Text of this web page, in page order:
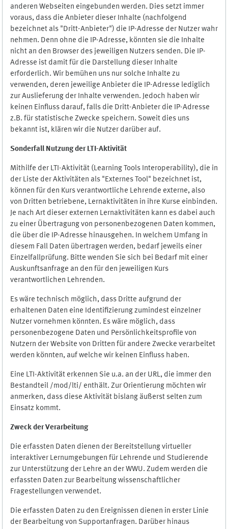
anderen Webseiten eingebunden werden. Dies setzt immer
voraus, dass die Anbieter dieser Inhalte (nachfolgend
bezeichnet als "Dritt-Anbieter") die IP-Adresse der Nutzer wahr
nehmen. Denn ohne die IP-Adresse, könnten sie die Inhalte
nicht an den Browser des jeweiligen Nutzers senden. Die IP-
Adresse ist damit für die Darstellung dieser Inhalte
erforderlich. Wir bemühen uns nur solche Inhalte zu
verwenden, deren jeweilige Anbieter die IP-Adresse lediglich
zur Auslieferung der Inhalte verwenden. Jedoch haben wir
keinen Einfluss darauf, falls die Dritt-Anbieter die IP-Adresse
z.B. für statistische Zwecke speichern. Soweit dies uns
bekannt ist, klären wir die Nutzer darüber auf.
Sonderfall Nutzung der LTI-Aktivität
Mithilfe der LTI-Aktivität (Learning Tools Interoperability), die in
der Liste der Aktivitäten als "Externes Tool" bezeichnet ist,
können für den Kurs verantwortliche Lehrende externe, also
von Dritten betriebene, Lernaktivitäten in ihre Kurse einbinden.
Je nach Art dieser externen Lernaktivitäten kann es dabei auch
zu einer Übertragung von personenbezogenen Daten kommen,
die über die IP-Adresse hinausgehen. In welchem Umfang in
diesem Fall Daten übertragen werden, bedarf jeweils einer
Einzelfallprüfung. Bitte wenden Sie sich bei Bedarf mit einer
Auskunftsanfrage an den für den jeweiligen Kurs
verantwortlichen Lehrenden.
Es wäre technisch möglich, dass Dritte aufgrund der
erhaltenen Daten eine Identifizierung zumindest einzelner
Nutzer vornehmen könnten. Es wäre möglich, dass
personenbezogene Daten und Persönlichkeitsprofile von
Nutzern der Website von Dritten für andere Zwecke verarbeitet
werden könnten, auf welche wir keinen Einfluss haben.
Eine LTI-Aktivität erkennen Sie u.a. an der URL, die immer den
Bestandteil /mod/lti/ enthält. Zur Orientierung möchten wir
anmerken, dass diese Aktivität bislang äußerst selten zum
Einsatz kommt.
Zweck der Verarbeitung
Die erfassten Daten dienen der Bereitstellung virtueller
interaktiver Lernumgebungen für Lehrende und Studierende
zur Unterstützung der Lehre an der WWU. Zudem werden die
erfassten Daten zur Bearbeitung wissenschaftlicher
Fragestellungen verwendet.
Die erfassten Daten zu den Ereignissen dienen in erster Linie
der Bearbeitung von Supportanfragen. Darüber hinaus